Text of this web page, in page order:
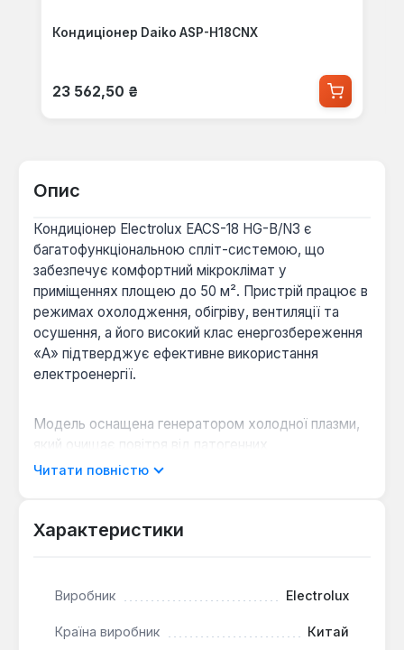
Кондиціонер Daiko ASP-H18CNX
Звичайна ціна:
23 562,50 ₴
Опис
Кондиціонер Electrolux EACS-18 HG-B/N3 є
багатофункціональною спліт-системою, що
забезпечує комфортний мікроклімат у
приміщеннях площею до 50 м². Пристрій працює в
режимах охолодження, обігріву, вентиляції та
осушення, а його високий клас енергозбереження
«А» підтверджує ефективне використання
електроенергії.
Модель оснащена генератором холодної плазми,
який очищає повітря від патогенних
мікроорганізмів та хімічних токсинів, створюючи
досягнення заданої температури, нічний режим
оптимальні налаштування. Функція захисту від
стабільну роботу та довговічність пристрою.
Читати повністю
Характеристики
Виробник Electrolux
Країна виробник Китай